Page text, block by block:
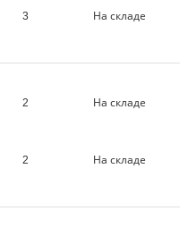
3 На складе
2 На складе
2 На складе